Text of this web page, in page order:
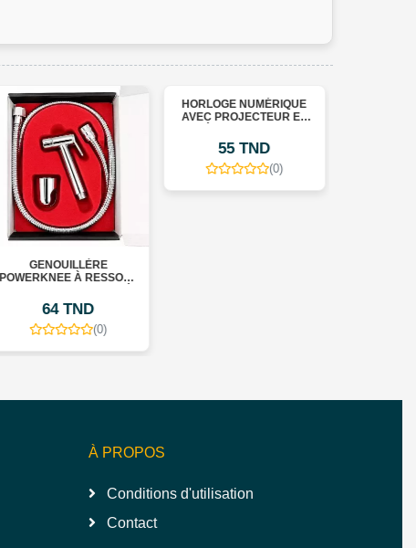
GENOUILLÈRE
POWERKNEE À RESSORT
64 TND
(0)
HORLOGE NUMÉRIQUE
AVEC PROJECTEUR ET
55 TND
(0)
À PROPOS
Conditions d'utilisation
Contact